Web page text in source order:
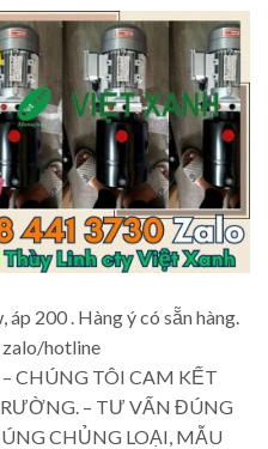
200 . Hàng ý có sẵn hàng.
zalo/hotline
CHÚNG TÔI CAM KẾT
– TƯ VẤN ĐÚNG
CHỦNG LOẠI, MẪU